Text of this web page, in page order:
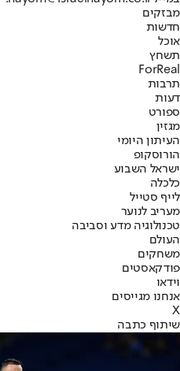
מבזקים
חדשות
אוכל
תשחץ
ForReal
תרבות
דעות
ספורט
מגזין
העיתון היומי
הורוסקופ
ישראל השבוע
כלכלה
לייף סטייל
מעריב לנוער
טכנולוגיה מדע וסביבה
העולם
משחקים
פודקאסטים
וידאו
אנחנו מגייסים
X
שיתוף כתבה